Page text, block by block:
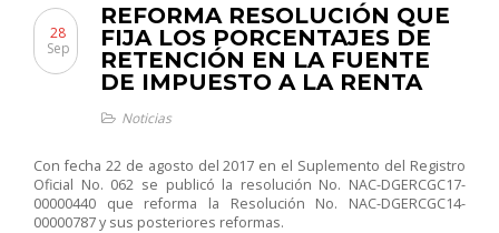
REFORMA RESOLUCIÓN QUE
FIJA LOS PORCENTAJES DE
RETENCIÓN EN LA FUENTE
DE IMPUESTO A LA RENTA
28
Sep
Noticias
Con fecha 22 de agosto del 2017 en el Suplemento del Registro
Oficial No. 062 se publicó la resolución No. NAC-DGERCGC17-
00000440 que reforma la Resolución No. NAC-DGERCGC14-
00000787 y sus posteriores reformas.